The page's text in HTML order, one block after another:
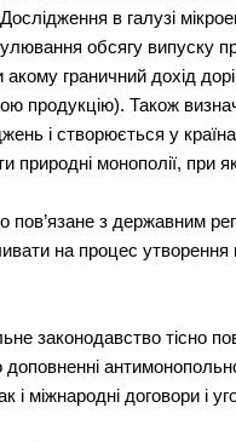
в галузі
обсягу випуску
акому граничний дохід
продукцію). Також
і створюється у
природні монополії, при
пов’язане з державним
на процес утворення
законодавство тісно
доповненні
і міжнародні договори і